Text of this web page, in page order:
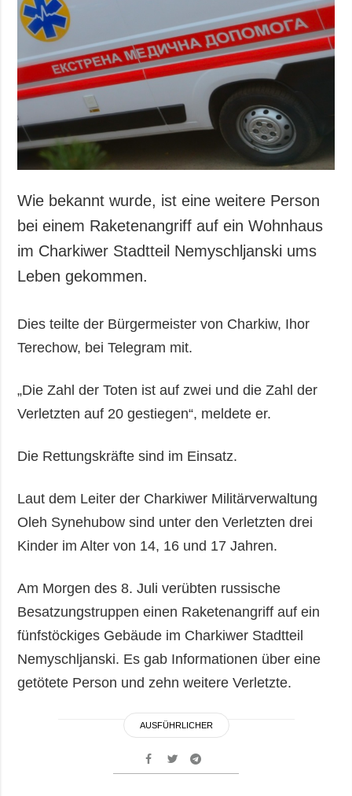
Wie bekannt wurde, ist eine weitere Person
bei einem Raketenangriff auf ein Wohnhaus
im Charkiwer Stadtteil Nemyschljanski ums
Leben gekommen.
Dies teilte der Bürgermeister von Charkiw, Ihor
Terechow, bei Telegram mit.
„Die Zahl der Toten ist auf zwei und die Zahl der
Verletzten auf 20 gestiegen“, meldete er.
Die Rettungskräfte sind im Einsatz.
Laut dem Leiter der Charkiwer Militärverwaltung
Oleh Synehubow sind unter den Verletzten drei
Kinder im Alter von 14, 16 und 17 Jahren.
Am Morgen des 8. Juli verübten russische
Besatzungstruppen einen Raketenangriff auf ein
fünfstöckiges Gebäude im Charkiwer Stadtteil
Nemyschljanski. Es gab Informationen über eine
getötete Person und zehn weitere Verletzte.
AUSFÜHRLICHER